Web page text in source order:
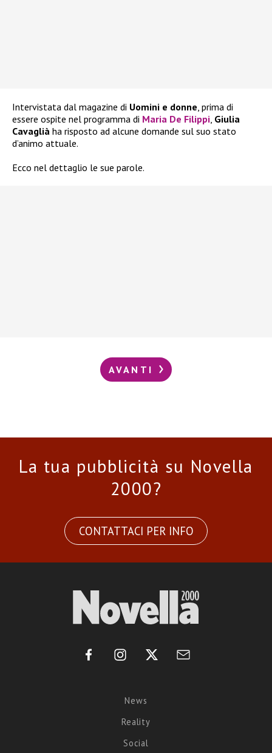
Intervistata dal magazine di Uomini e donne, prima di
essere ospite nel programma di Maria De Filippi, Giulia
Cavaglià ha risposto ad alcune domande sul suo stato
d’animo attuale.
Ecco nel dettaglio le sue parole.
AVANTI
La tua pubblicità su Novella
2000?
CONTATTACI PER INFO
News
Reality
Social